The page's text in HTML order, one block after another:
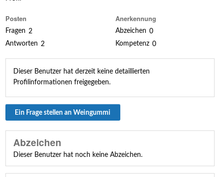
Posten
Fragen 2
Antworten 2
Anerkennung
Abzeichen 0
Kompetenz 0
Dieser Benutzer hat derzeit keine detaillierten
Profilinformationen freigegeben.
Ein Frage stellen an Weingummi
Abzeichen
Dieser Benutzer hat noch keine Abzeichen.